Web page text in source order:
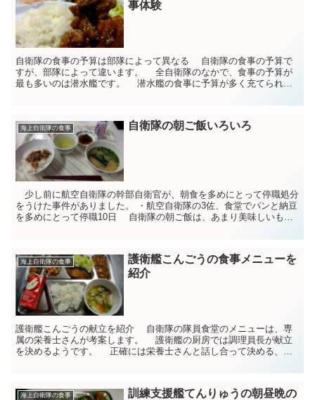
事体験
自衛隊の食事の予算は部隊によって異なる 自衛隊の食事の予算で
すが、部隊によって違います。 全自衛隊のなかで、食事の予算が
最も多いのは潜水艦です。 潜水艦の食事に予算が多く充てられて
海上自衛隊の食事 自衛隊の朝ご飯いろいろ
少し前に航空自衛隊の幹部自衛官が、朝食を多めにとって停職処分
をうけた事件がありました。 ・航空自衛隊の3佐、食堂でパンと納豆
を多めにとって停職10日 自衛隊の朝ご飯は、あまり美味しいもの
海上自衛隊の食事
護衛艦こんごうの食事メニューを
紹介
護衛艦こんごうの献立を紹介 自衛隊の隊員食堂のメニューは、専
属の栄養士さんが考案します。 護衛艦の厨房では調理員長が献立
を決めるようです。 正確には栄養士さんと話し合って決める、と
海上自衛隊の食事
訓練支援艦てんりゅうの朝昼晩の